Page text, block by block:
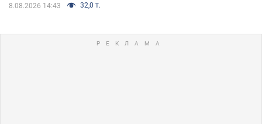
8.08.2026 14:43 32,0 т.